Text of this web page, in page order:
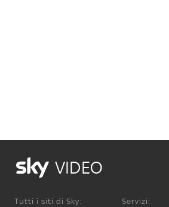
VIDEO
Tutti i siti di Sky: Servizi: